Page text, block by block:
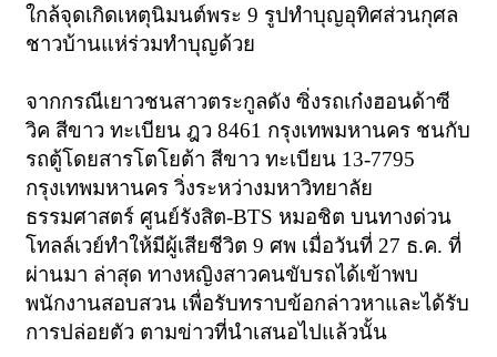
ใกล้จุดเกิดเหตุนิมนต์พระ 9 รูปทำบุญอุทิศส่วนกุศล
ชาวบ้านแห่ร่วมทำบุญด้วย
จากกรณีเยาวชนสาวตระกูลดัง ซิ่งรถเก๋งฮอนด้าซี
วิค สีขาว ทะเบียน ฎว 8461 กรุงเทพมหานคร ชนกับ
รถตู้โดยสารโตโยต้า สีขาว ทะเบียน 13-7795
กรุงเทพมหานคร วิ่งระหว่างมหาวิทยาลัย
ธรรมศาสตร์ ศูนย์รังสิต-BTS หมอชิต บนทางด่วน
โทลล์เวย์ทำให้มีผู้เสียชีวิต 9 ศพ เมื่อวันที่ 27 ธ.ค. ที่
ผ่านมา ล่าสุด ทางหญิงสาวคนขับรถได้เข้าพบ
พนักงานสอบสวน เพื่อรับทราบข้อกล่าวหาและได้รับ
การปล่อยตัว ตามข่าวที่นำเสนอไปแล้วนั้น